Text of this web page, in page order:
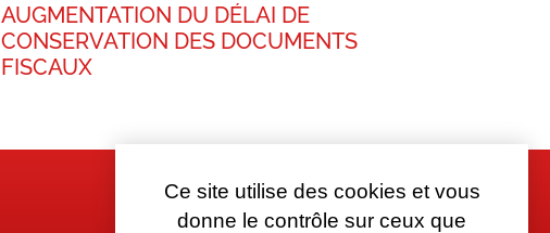
AUGMENTATION DU DÉLAI DE
CONSERVATION DES DOCUMENTS
FISCAUX
Ce site utilise des cookies et vous
donne le contrôle sur ceux que